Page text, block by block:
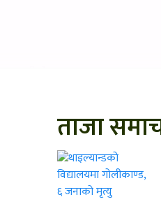
ताजा